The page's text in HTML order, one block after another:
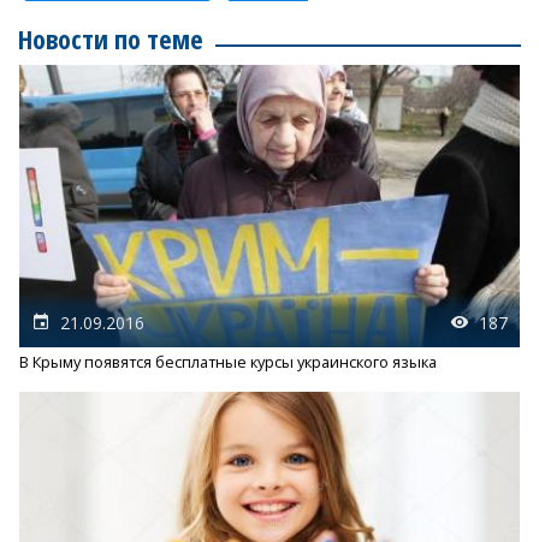
Новости по теме
21.09.2016 187
В Крыму появятся бесплатные курсы украинского языка